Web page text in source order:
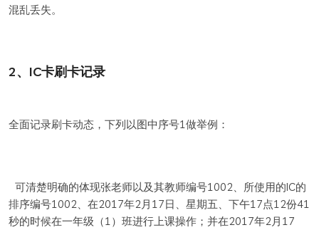
混乱丢失。
2、IC卡刷卡记录
全面记录刷卡动态，下列以图中序号1做举例：
可清楚明确的体现张老师以及其教师编号1002、所使用的IC的
排序编号1002、在2017年2月17日、星期五、下午17点12份41
秒的时候在一年级（1）班进行上课操作；并在2017年2月17